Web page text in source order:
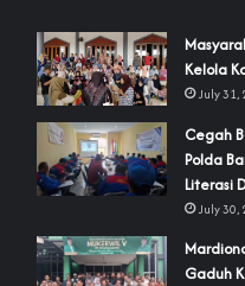
Kelola
July 31,
Cegah
Polda
Literasi
July 30,
Gaduh